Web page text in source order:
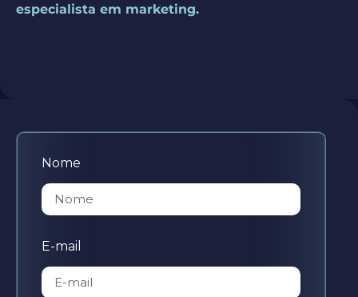
especialista em marketing.
Nome
E-mail